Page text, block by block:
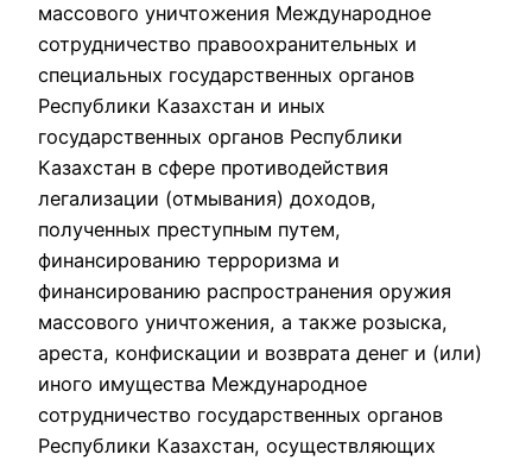
массового уничтожения Международное
сотрудничество правоохранительных и
специальных государственных органов
Республики Казахстан и иных
государственных органов Республики
Казахстан в сфере противодействия
легализации (отмывания) доходов,
полученных преступным путем,
финансированию терроризма и
финансированию распространения оружия
массового уничтожения, а также розыска,
ареста, конфискации и возврата денег и (или)
иного имущества Международное
сотрудничество государственных органов
Республики Казахстан, осуществляющих